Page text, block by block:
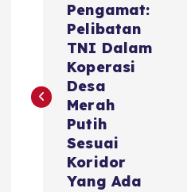
t
Pengamat:
Pelibatan
TNI Dalam
Koperasi
Desa
Merah
Putih
Sesuai
Koridor
Yang Ada